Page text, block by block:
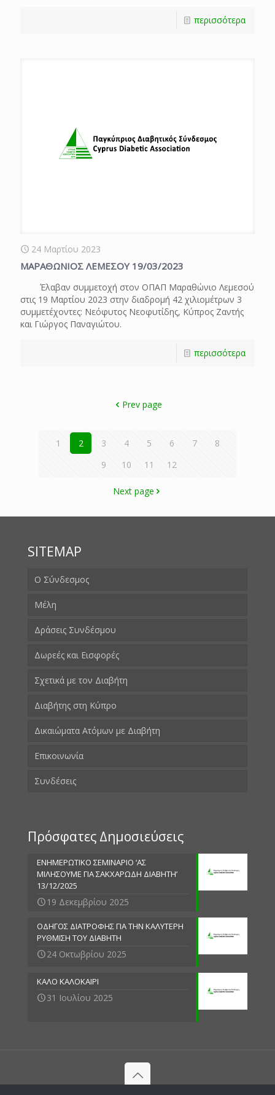
περισσότερα
24 Μαρτίου 2023
ΜΑΡΑΘΩΝΙΟΣ ΛΕΜΕΣΟΥ 19/03/2023
Έλαβαν συμμετοχή στον ΟΠΑΠ Μαραθώνιο Λεμεσού
στις 19 Μαρτίου 2023 στην διαδρομή 42 χιλιομέτρων 3
συμμετέχοντες: Νεόφυτος Νεοφυτίδης, Κύπρος Ζαντής
και Γιώργος Παναγιώτου.
περισσότερα
Prev page
1 2 3 4 5 6 7
8
9
10 11 12
Next page
SITEMAP
Ο Σύνδεσμος
Μέλη
Δράσεις Συνδέσμου
Δωρεές και Εισφορές
Σχετικά με τον Διαβήτη
Διαβήτης στη Κύπρο
Δικαιώματα Ατόμων με Διαβήτη
Επικοινωνία
Συνδέσεις
Πρόσφατες Δημοσιεύσεις
ΕΝΗΜΕΡΩΤΙΚΟ ΣΕΜΙΝΑΡΙΟ ‘ΑΣ
ΜΙΛΗΣΟΥΜΕ ΓΙΑ ΣΑΚΧΑΡΩΔΗ ΔΙΑΒΗΤΗ’
13/12/2025
19 Δεκεμβρίου 2025
ΟΔΗΓΟΣ ΔΙΑΤΡΟΦΗΣ ΓΙΑ ΤΗΝ ΚΑΛΥΤΕΡΗ
ΡΥΘΜΙΣΗ ΤΟΥ ΔΙΑΒΗΤΗ
24 Οκτωβρίου 2025
ΚΑΛΟ ΚΑΛΟΚΑΙΡΙ
31 Ιουλίου 2025